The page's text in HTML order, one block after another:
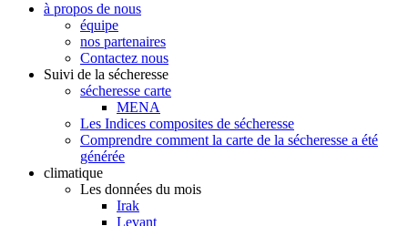
à propos de nous
équipe
nos partenaires
Contactez nous
Suivi de la sécheresse
sécheresse carte
MENA
Les Indices composites de sécheresse
Comprendre comment la carte de la sécheresse a été
générée
climatique
Les données du mois
Irak
Levant